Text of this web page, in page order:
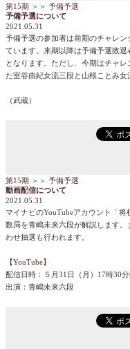
第15期 ＞＞ 予備予選
予備予選について
2021.05.31
予備予選の参加者は前期のチャレ
ています。来期以降は予備予選敗
となります。ただし、今期はチャ
た室谷由紀女流三段と山根ことみ女
（武蔵）
第15期 ＞＞ 予備予選
動画配信について
2021.05.31
マイナビのYouTubeアカウント「将
数局を青嶋未来六段が解説します
わせ抽選も行われます。
【YouTube】
配信日時：５月31日（月）17時30
出演：青嶋未来六段